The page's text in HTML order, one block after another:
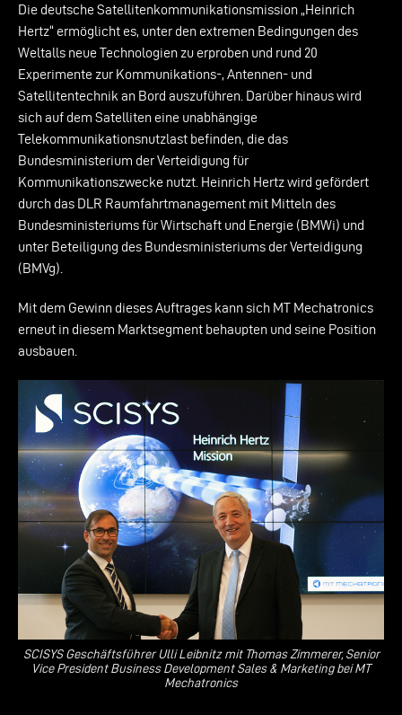
Die deutsche Satellitenkommunikationsmission „Heinrich
Hertz“ ermöglicht es, unter den extremen Bedingungen des
Weltalls neue Technologien zu erproben und rund 20
Experimente zur Kommunikations-, Antennen- und
Satellitentechnik an Bord auszuführen. Darüber hinaus wird
sich auf dem Satelliten eine unabhängige
Telekommunikationsnutzlast befinden, die das
Bundesministerium der Verteidigung für
Kommunikationszwecke nutzt. Heinrich Hertz wird gefördert
durch das DLR Raumfahrtmanagement mit Mitteln des
Bundesministeriums für Wirtschaft und Energie (BMWi) und
unter Beteiligung des Bundesministeriums der Verteidigung
(BMVg).
Mit dem Gewinn dieses Auftrages kann sich MT Mechatronics
erneut in diesem Marktsegment behaupten und seine Position
ausbauen.
SCISYS Geschäftsführer Ulli Leibnitz mit Thomas Zimmerer, Senior
Vice President Business Development Sales & Marketing bei MT
Mechatronics